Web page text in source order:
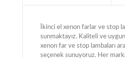
İkinci el xenon farlar ve stop
sunmaktayız. Kaliteli ve
xenon far ve stop lambaları
seçenek sunuyoruz. Her